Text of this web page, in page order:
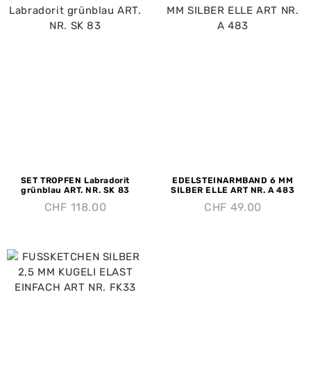
SET TROPFEN Labradorit
grünblau ART. NR. SK 83
CHF 118.00
EDELSTEINARMBAND 6 MM
SILBER ELLE ART NR. A 483
CHF 49.00